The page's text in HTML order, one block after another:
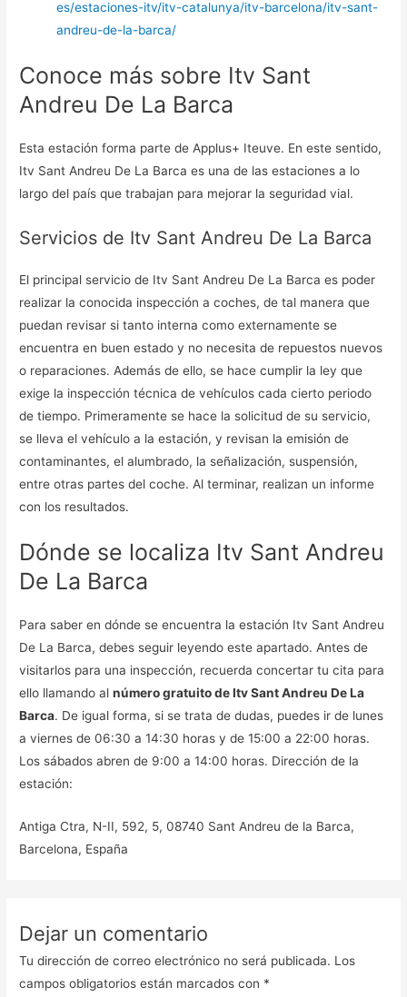
es/estaciones-itv/itv-catalunya/itv-barcelona/itv-sant-
andreu-de-la-barca/
Conoce más sobre Itv Sant
Andreu De La Barca
Esta estación forma parte de Applus+ Iteuve. En este sentido,
Itv Sant Andreu De La Barca es una de las estaciones a lo
largo del país que trabajan para mejorar la seguridad vial.
Servicios de Itv Sant Andreu De La Barca
El principal servicio de Itv Sant Andreu De La Barca es poder
realizar la conocida inspección a coches, de tal manera que
puedan revisar si tanto interna como externamente se
encuentra en buen estado y no necesita de repuestos nuevos
o reparaciones. Además de ello, se hace cumplir la ley que
exige la inspección técnica de vehículos cada cierto periodo
de tiempo. Primeramente se hace la solicitud de su servicio,
se lleva el vehículo a la estación, y revisan la emisión de
contaminantes, el alumbrado, la señalización, suspensión,
entre otras partes del coche. Al terminar, realizan un informe
con los resultados.
Dónde se localiza Itv Sant Andreu
De La Barca
Para saber en dónde se encuentra la estación Itv Sant Andreu
De La Barca, debes seguir leyendo este apartado. Antes de
visitarlos para una inspección, recuerda concertar tu cita para
ello llamando alnúmero gratuito de Itv Sant Andreu De La
Barca. De igual forma, si se trata de dudas, puedes ir de lunes
a viernes de 06:30 a 14:30 horas y de 15:00 a 22:00 horas.
Los sábados abren de 9:00 a 14:00 horas. Dirección de la
estación:
Antiga Ctra, N-II, 592, 5, 08740 Sant Andreu de la Barca,
Barcelona, España
Dejar un comentario
Tu dirección de correo electrónico no será publicada. Los
campos obligatorios están marcados con *